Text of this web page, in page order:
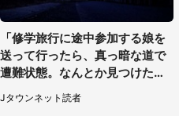
「修学旅行に途中参加する娘を
送って行ったら、真っ暗な道で
遭難状態。なんとか見つけた民
家に助けを求めると、住人の男
性が...」
Jタウンネット読者